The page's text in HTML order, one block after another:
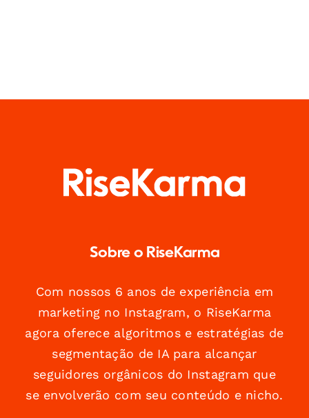
Sobre o RiseKarma
Com nossos 6 anos de experiência em
marketing no Instagram, o RiseKarma
agora oferece algoritmos e estratégias de
segmentação de IA para alcançar
seguidores orgânicos do Instagram que
se envolverão com seu conteúdo e nicho.